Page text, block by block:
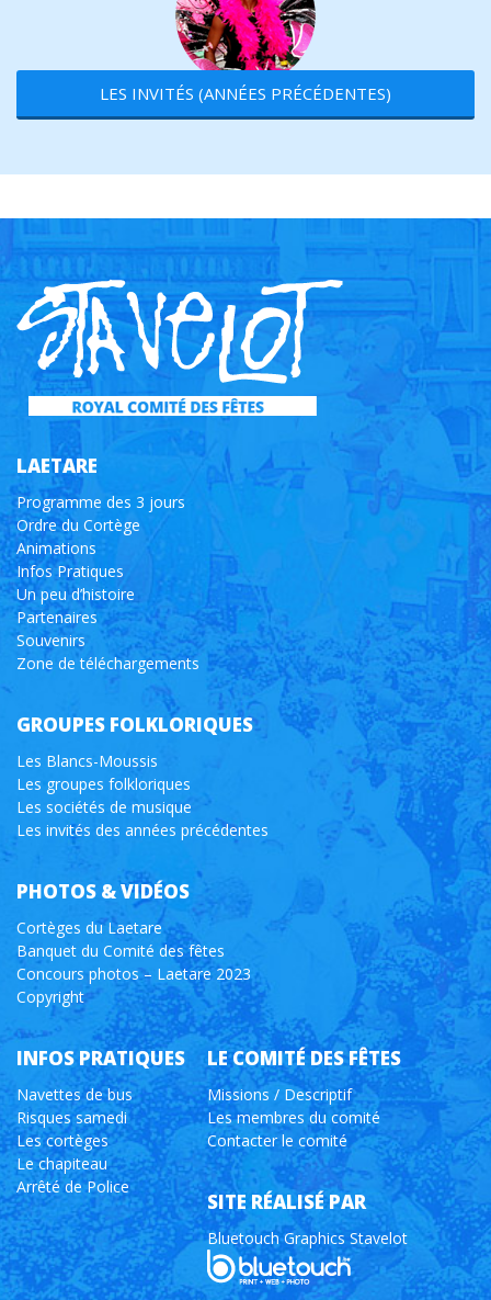
LES INVITÉS (ANNÉES PRÉCÉDENTES)
LAETARE
Programme des 3 jours
Ordre du Cortège
Animations
Infos Pratiques
Un peu d’histoire
Partenaires
Souvenirs
Zone de téléchargements
GROUPES FOLKLORIQUES
Les Blancs-Moussis
Les groupes folkloriques
Les sociétés de musique
Les invités des années précédentes
PHOTOS & VIDÉOS
Cortèges du Laetare
Banquet du Comité des fêtes
Concours photos – Laetare 2023
Copyright
INFOS PRATIQUES
Navettes de bus
Risques samedi
Les cortèges
Le chapiteau
Arrêté de Police
LE COMITÉ DES FÊTES
Missions / Descriptif
Les membres du comité
Contacter le comité
SITE RÉALISÉ PAR
Bluetouch Graphics Stavelot